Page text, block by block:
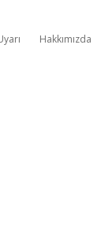
Hakkımızda